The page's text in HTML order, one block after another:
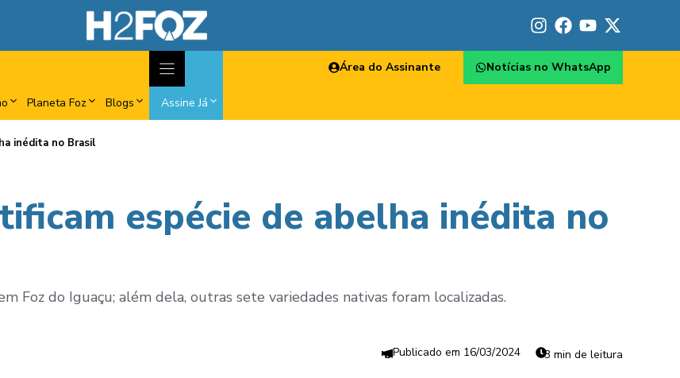
Planeta Foz Blogs Assine Já
Área do Assinante Notícias no WhatsApp
inédita no Brasil
espécie de abelha inédita no
Foz do Iguaçu; além dela, outras sete variedades nativas foram localizadas.
16/03/2024 3 min de leitura